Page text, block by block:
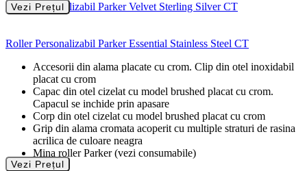
Roller Personalizabil Parker Velvet Sterling Silver CT
Vezi Prețul
Roller Personalizabil Parker Essential Stainless Steel CT
Accesorii din alama placate cu crom. Clip din otel inoxidabil
placat cu crom
Capac din otel cizelat cu model brushed placat cu crom.
Capacul se inchide prin apasare
Corp din otel cizelat cu model brushed placat cu crom
Grip din alama cromata acoperit cu multiple straturi de rasina
acrilica de culoare neagra
Mina roller Parker (vezi consumabile)
Vezi Prețul